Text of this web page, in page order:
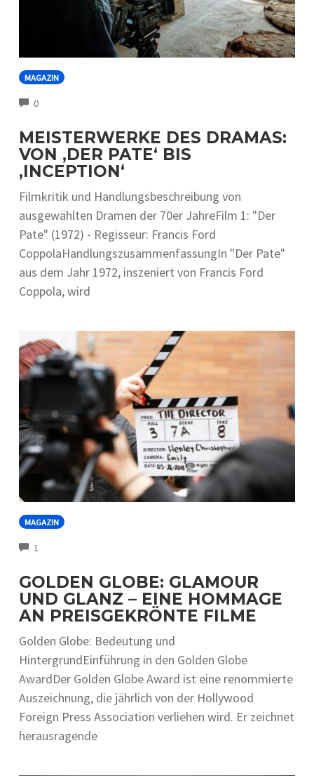
MAGAZIN
0COMMENTS
MEISTERWERKE DES DRAMAS:
VON ‚DER PATE‘ BIS
‚INCEPTION‘
Filmkritik und Handlungsbeschreibung von
ausgewählten Dramen der 70er JahreFilm 1: "Der
Pate" (1972) - Regisseur: Francis Ford
CoppolaHandlungszusammenfassungIn "Der Pate"
aus dem Jahr 1972, inszeniert von Francis Ford
Coppola, wird
MAGAZIN
1
GOLDEN GLOBE: GLAMOUR
UND GLANZ – EINE HOMMAGE
AN PREISGEKRÖNTE FILME
Golden Globe: Bedeutung und
HintergrundEinführung in den Golden Globe
AwardDer Golden Globe Award ist eine renommierte
Auszeichnung, die jährlich von der Hollywood
Foreign Press Association verliehen wird. Er zeichnet
herausragende